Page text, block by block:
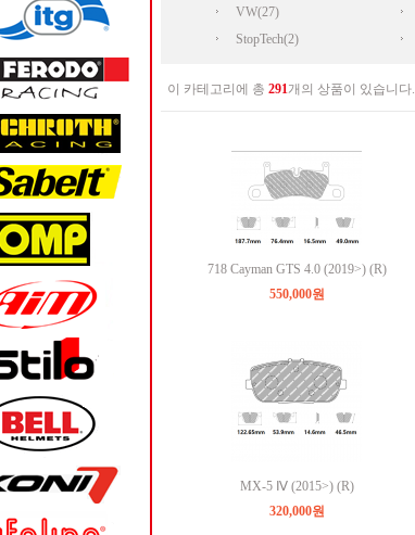
VW(27)
StopTech(2)
이 카테고리에 총 291개의 상품이 있습니다.
718 Cayman GTS 4.0 (2019>) (R)
550,000원
MX-5 Ⅳ (2015>) (R)
320,000원